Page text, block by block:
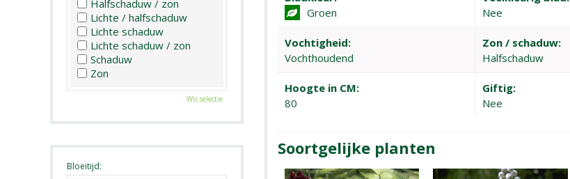
Groen
Nee
Vochtigheid:
Vochthoudend
Zon / schaduw:
Halfschaduw
Hoogte in CM:
80
Giftig:
Nee
Soortgelijke planten
Halfschaduw / zon
Lichte / halfschaduw
Lichte schaduw
Lichte schaduw / zon
Schaduw
Zon
Wis selectie
Bloeitijd: